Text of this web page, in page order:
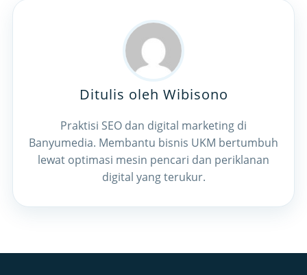
Ditulis oleh Wibisono
Praktisi SEO dan digital marketing di
Banyumedia. Membantu bisnis UKM bertumbuh
lewat optimasi mesin pencari dan periklanan
digital yang terukur.